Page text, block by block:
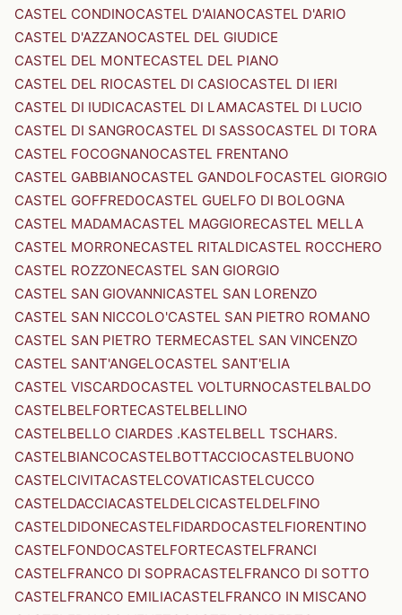
CASTEL CONDINOCASTEL D'AIANOCASTEL D'ARIO
CASTEL D'AZZANOCASTEL DEL GIUDICE
CASTEL DEL MONTECASTEL DEL PIANO
CASTEL DEL RIOCASTEL DI CASIOCASTEL DI IERI
CASTEL DI IUDICACASTEL DI LAMACASTEL DI LUCIO
CASTEL DI SANGROCASTEL DI SASSOCASTEL DI TORA
CASTEL FOCOGNANOCASTEL FRENTANO
CASTEL GABBIANOCASTEL GANDOLFOCASTEL GIORGIO
CASTEL GOFFREDOCASTEL GUELFO DI BOLOGNA
CASTEL MADAMACASTEL MAGGIORECASTEL MELLA
CASTEL MORRONECASTEL RITALDICASTEL ROCCHERO
CASTEL ROZZONECASTEL SAN GIORGIO
CASTEL SAN GIOVANNICASTEL SAN LORENZO
CASTEL SAN NICCOLO'CASTEL SAN PIETRO ROMANO
CASTEL SAN PIETRO TERMECASTEL SAN VINCENZO
CASTEL SANT'ANGELOCASTEL SANT'ELIA
CASTEL VISCARDOCASTEL VOLTURNOCASTELBALDO
CASTELBELFORTECASTELBELLINO
CASTELBELLO CIARDES .KASTELBELL TSCHARS.
CASTELBIANCOCASTELBOTTACCIOCASTELBUONO
CASTELCIVITACASTELCOVATICASTELCUCCO
CASTELDACCIACASTELDELCICASTELDELFINO
CASTELDIDONECASTELFIDARDOCASTELFIORENTINO
CASTELFONDOCASTELFORTECASTELFRANCI
CASTELFRANCO DI SOPRACASTELFRANCO DI SOTTO
CASTELFRANCO EMILIACASTELFRANCO IN MISCANO